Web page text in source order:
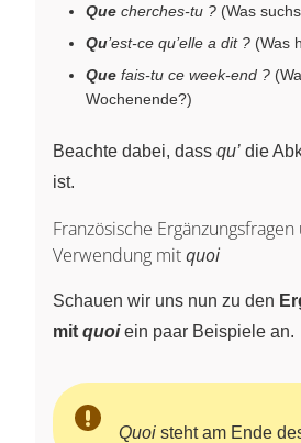
Que cherches-tu ? (Was
Qu’est-ce qu’elle a dit ? (Was
Que fais-tu ce week-end ?
Wochenende?)
Beachte dabei, dass qu’ die
ist.
Französische
Verwendung mitquoi
Schauen wir uns nun zu den
mit quoiein paar Beispiele an.
Quoi steht am Ende